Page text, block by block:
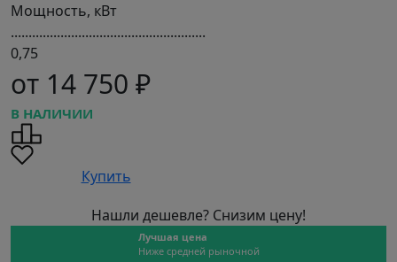
Мощность, кВт
.......................................................
0,75
от 14 750 ₽
В НАЛИЧИИ
Купить
Нашли дешевле? Снизим цену!
Лучшая цена
Ниже средней рыночной